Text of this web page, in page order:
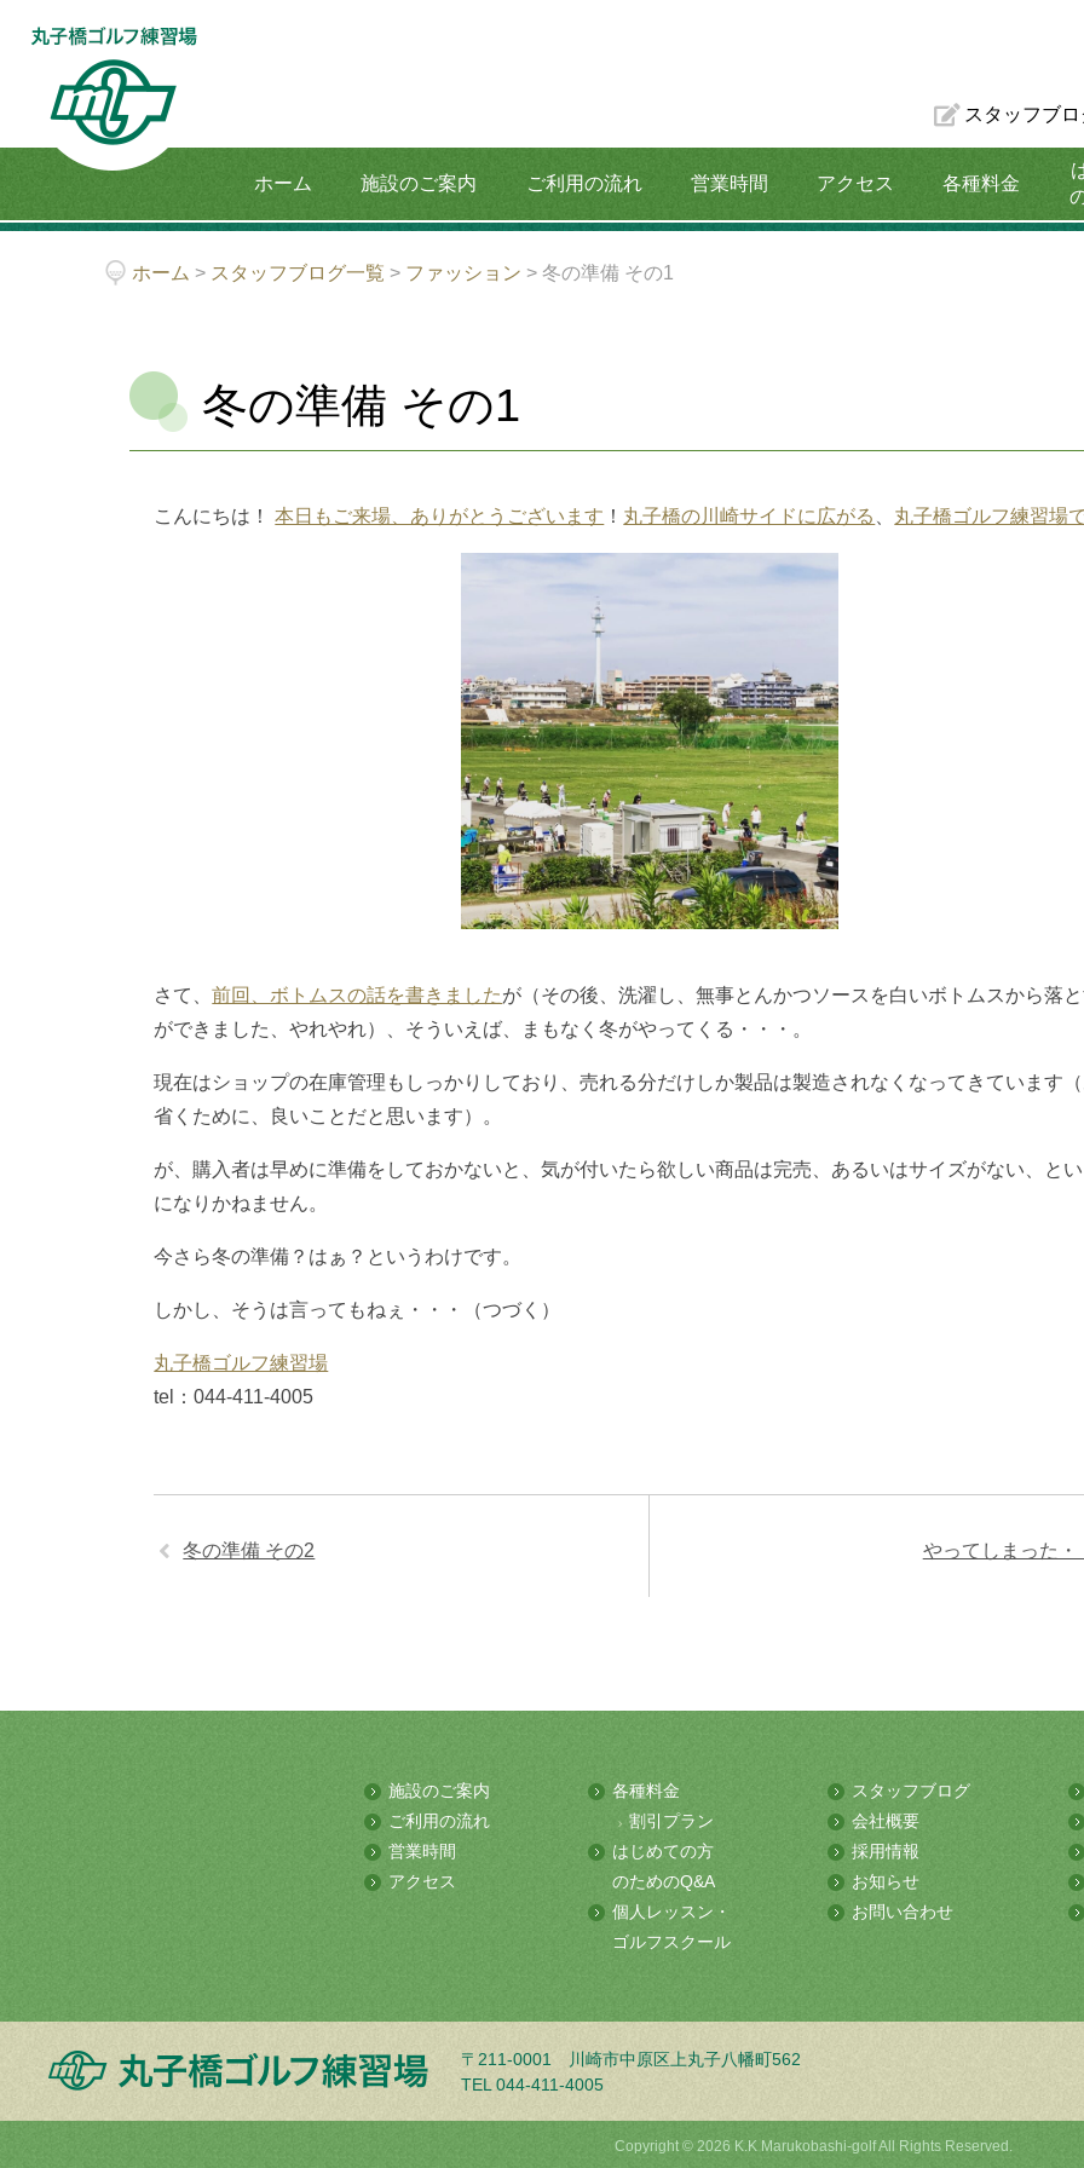
ホーム 施設のご案内 ご利用の流れ 営業時間 アクセス 各種料金
スタッフブ
ホーム > スタッフブログ一覧 > ファッション >冬の準備 その1
冬の準備 その1
こんにちは！本日もご来場、ありがとうございます ！ 丸子橋の川崎サイドに広がる 丸子橋ゴルフ練習場
さて、前回、ボトムスの話を書きましたが（その後、洗濯し、無事とんかつソースを白いボトムスから落と
ができました、やれやれ）、そういえば、まもなく冬がやってくる・・・。
現在はショップの在庫管理もしっかりしており、売れる分だけしか製品は製造されなくなってきています
省くために、良いことだと思います）。
が、購入者は早めに準備をしておかないと、気が付いたら欲しい商品は完売、あるいはサイズがない、とい
になりかねません。
今さら冬の準備？はぁ？というわけです。
しかし、そうは言ってもねぇ・・・（つづく）
丸子橋ゴルフ練習場
tel：044-411-4005
冬の準備 その2 やってしまった・
施設のご案内
ご利用の流れ
営業時間
アクセス
各種料金
割引プラン
はじめての方
のためのQ&A
個人レッスン・
ゴルフスクール
スタッフブログ
会社概要
採用情報
お知らせ
お問い合わせ
〒211-0001
川崎市中原区上丸子八幡町562
TEL 044-411-4005
Copyright © 2026 K.K Marukobashi-golf All Rights Reserved.